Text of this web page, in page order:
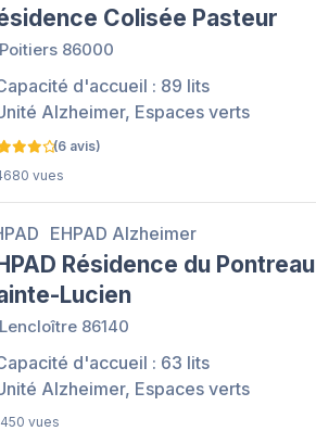
Colisée Pasteur
Poitiers 86000
d'accueil : 89 lits
Alzheimer, Espaces verts
(6 avis)
vues
EHPAD Alzheimer
Résidence du Pontreau
Lucien
Lencloître 86140
d'accueil : 63 lits
Alzheimer, Espaces verts
vues